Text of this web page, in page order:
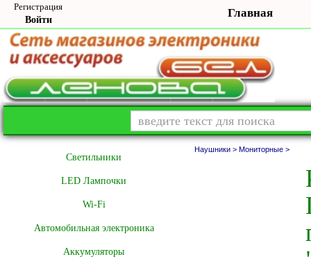
Регистрация
Войти
Главная
Cветильники
LED Лампочки
Wi-Fi
Автомобильная электроника
Аккумуляторы
Наушники > Мониторные >